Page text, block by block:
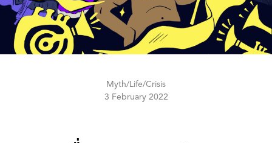
Myth/Life/Crisis
3 February 2022